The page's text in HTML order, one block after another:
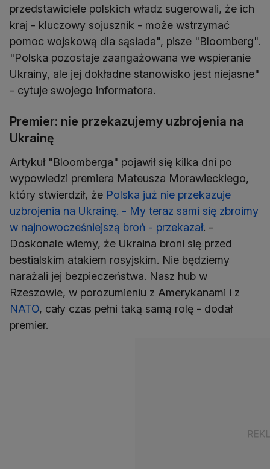
przedstawiciele polskich władz sugerowali, że ich
kraj - kluczowy sojusznik - może wstrzymać
pomoc wojskową dla sąsiada", pisze "Bloomberg".
"Polska pozostaje zaangażowana we wspieranie
Ukrainy, ale jej dokładne stanowisko jest niejasne"
- cytuje swojego informatora.
Premier: nie przekazujemy uzbrojenia na
Ukrainę
Artykuł "Bloomberga" pojawił się kilka dni po
wypowiedzi premiera Mateusza Morawieckiego,
który stwierdził, że Polska już nie przekazuje
uzbrojenia na Ukrainę. - My teraz sami się zbroimy
w najnowocześniejszą broń - przekazał. -
Doskonale wiemy, że Ukraina broni się przed
bestialskim atakiem rosyjskim. Nie będziemy
narażali jej bezpieczeństwa. Nasz hub w
Rzeszowie, w porozumieniu z Amerykanami i z
NATO, cały czas pełni taką samą rolę - dodał
premier.